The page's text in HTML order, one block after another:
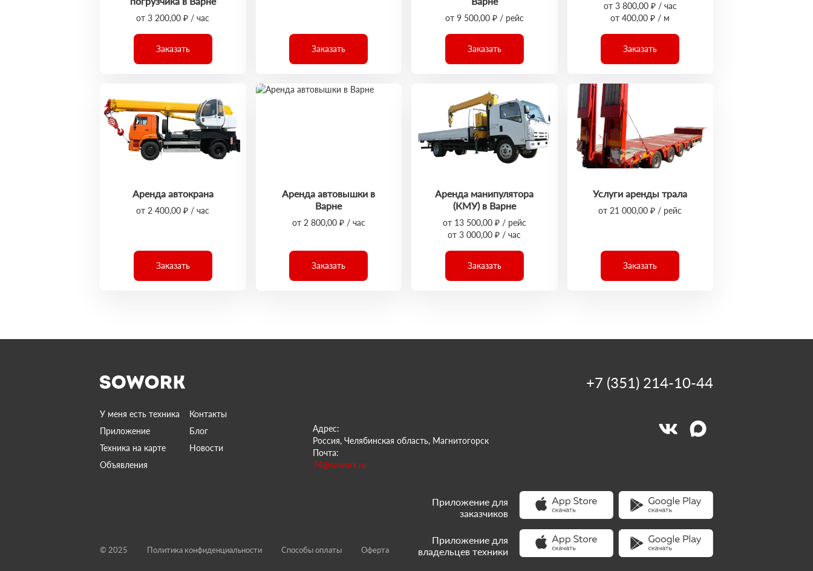
от 3 200,00 ₽ / час
Заказать Заказать
от 9 500,00 ₽ / рейс
Заказать
от 3 800,00 ₽ / час
от 400,00 ₽ / м
Заказать
Аренда автокрана
от 2 400,00 ₽ / час
Заказать
Аренда автовышки в
Варне
от 2 800,00 ₽ / час
Заказать
Аренда манипулятора
(КМУ) в Варне
от 13 500,00 ₽ / рейс
от 3 000,00 ₽ / час
Заказать
Услуги аренды трала
от 21 000,00 ₽ / рейс
Заказать
У меня есть техника
Контакты
Приложение
Блог
Техника на карте
Новости
Объявления
Адрес:
Россия, Челябинская область, Магнитогорск
Почта:
74@sowork.ru
+7 (351) 214-10-44
© 2025 Политика конфиденциальности Способы оплаты Оферта
Приложение для
заказчиков
Приложение для
владельцев техники